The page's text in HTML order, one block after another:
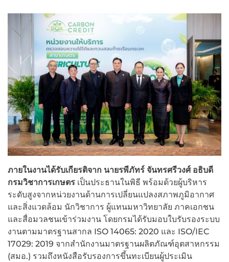
ภายในงานได้รับเกียรติจาก นายรพีภัทร์ จันทรศรีวงศ์ อธิบดี
กรมวิชาการเกษตร เป็นประธานในพิธี พร้อมด้วยผู้บริหาร
ระดับสูงจากหน่วยงานด้านการเปลี่ยนแปลงสภาพภูมิอากาศ
และสิ่งแวดล้อม นักวิชาการ ผู้แทนมหาวิทยาลัย ภาคเอกชน
และสื่อมวลชนเข้าร่วมงาน โดยกรมได้รับมอบใบรับรองระบบ
งานตามมาตรฐานสากล ISO 14065: 2020 และ ISO/IEC
17029: 2019 จากสำนักงานมาตรฐานผลิตภัณฑ์อุตสาหกรรม
(สมอ.) รวมถึงหนังสือรับรองการขึ้นทะเบียนผู้ประเมิน